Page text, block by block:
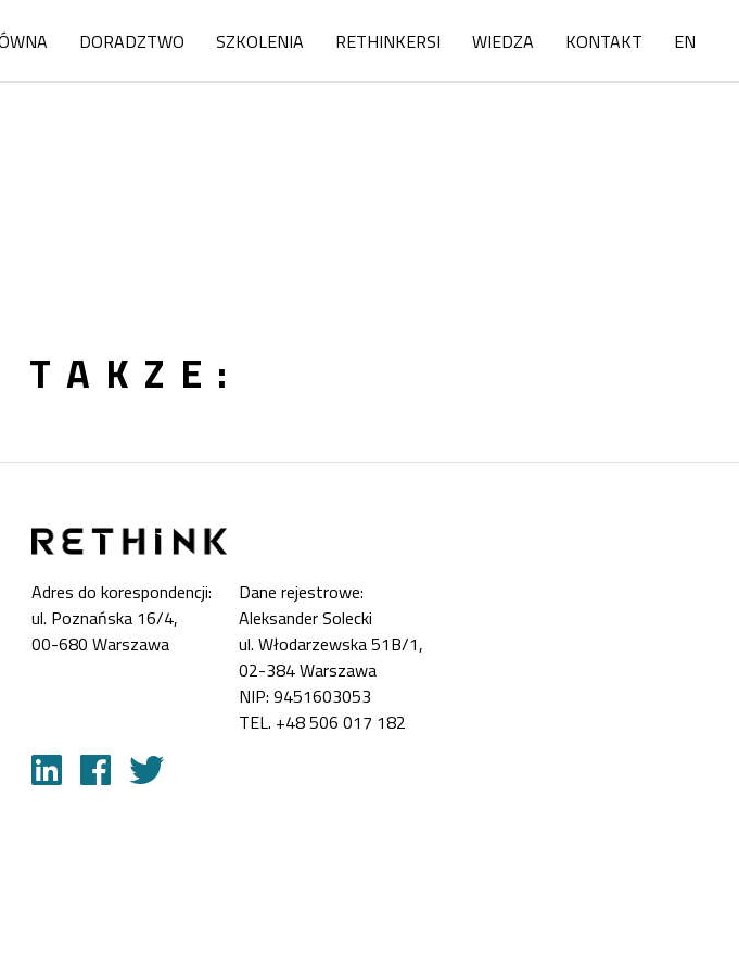
DORADZTWO SZKOLENIA RETHINKERSI WIEDZA KONTAKT EN
TAKZE:
Adres do korespondencji:
ul. Poznańska 16/4,
00-680 Warszawa
Dane rejestrowe:
Aleksander Solecki
ul. Włodarzewska 51B/1,
02-384 Warszawa
NIP: 9451603053
TEL. +48 506 017 182